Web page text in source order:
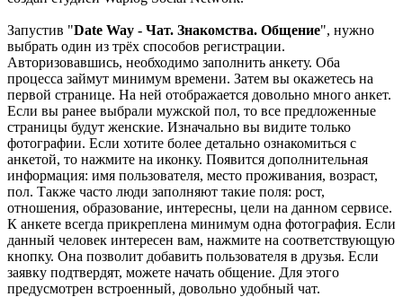
Запустив "Date Way - Чат. Знакомства. Общение", нужно
выбрать один из трёх способов регистрации.
Авторизовавшись, необходимо заполнить анкету. Оба
процесса займут минимум времени. Затем вы окажетесь на
первой странице. На ней отображается довольно много анкет.
Если вы ранее выбрали мужской пол, то все предложенные
страницы будут женские. Изначально вы видите только
фотографии. Если хотите более детально ознакомиться с
анкетой, то нажмите на иконку. Появится дополнительная
информация: имя пользователя, место проживания, возраст,
пол. Также часто люди заполняют такие поля: рост,
отношения, образование, интересны, цели на данном сервисе.
К анкете всегда прикреплена минимум одна фотография. Если
данный человек интересен вам, нажмите на соответствующую
кнопку. Она позволит добавить пользователя в друзья. Если
заявку подтвердят, можете начать общение. Для этого
предусмотрен встроенный, довольно удобный чат.